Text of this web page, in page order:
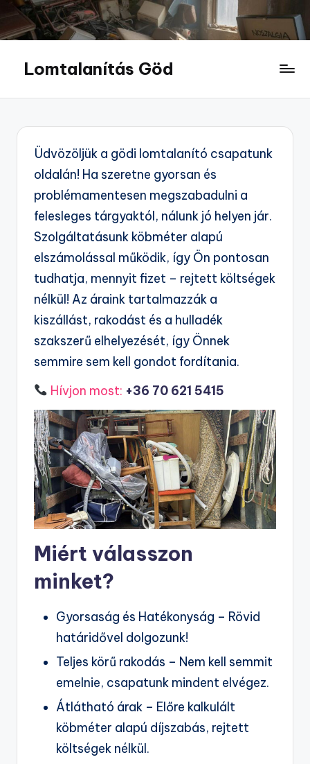
Skip
contentLomtalanítás Göd
Üdvözöljük a gödi lomtalanító csapatunk
oldalán! Ha szeretne gyorsan és
problémamentesen megszabadulni a
felesleges tárgyaktól, nálunk jó helyen jár.
Szolgáltatásunk köbméter alapú
elszámolással működik, így Ön pontosan
tudhatja, mennyit fizet – rejtett költségek
nélkül! Az áraink tartalmazzák a
kiszállást, rakodást és a hulladék
szakszerű elhelyezését, így Önnek
semmire sem kell gondot fordítania.
Hívjon most: +36 70 621 5415
Miért válasszon
minket?
Gyorsaság és Hatékonyság – Rövid
határidővel dolgozunk!
Teljes körű rakodás – Nem kell semmit
emelnie, csapatunk mindent elvégez.
Átlátható árak – Előre kalkulált
köbméter alapú díjszabás, rejtett
költségek nélkül.